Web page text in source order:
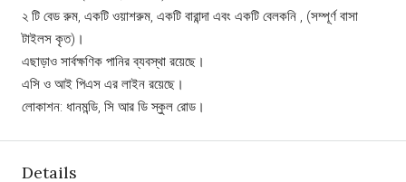
২ টি বেড রুম, একটি ওয়াশরুম, একটি বারান্দা এবং একটি বেলকনি , (সম্পূর্ণ বাসা
টাইলস কৃত)।
এছাড়াও সার্বক্ষণিক পানির ব্যবস্থা রয়েছে।
এসি ও আই পিএস এর লাইন রয়েছে।
লোকাশন: ধানমন্ডি, সি আর ডি স্কুল রোড।
Details